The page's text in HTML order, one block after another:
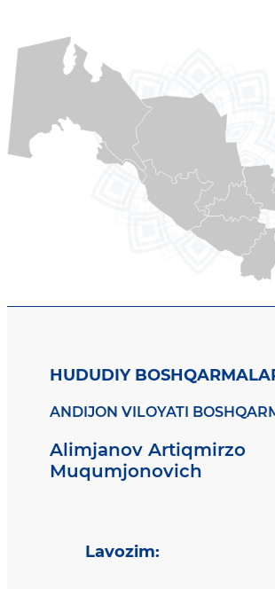
HUDUDIY
ANDIJON VILOYATI
Alimjanov Artiqmirzo
Muqumjonovich
Lavozim: